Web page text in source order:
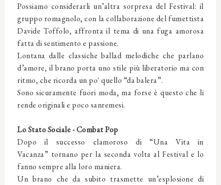
Possiamo considerarli un’altra sorpresa del Festival: il
gruppo romagnolo, con la collaborazione del fumettista
Davide Toffolo, affronta il tema di una fuga amorosa
fatta di sentimento e passione.
Lontana dalle classiche ballad melodiche che parlano
d’amore, il brano porta uno stile più liberatorio ma con
ritmo, che ricorda un po' quello “da balera”.
Sono sicuramente fuori moda, ma forse è questo che li
rende originali e poco sanremesi.
Lo Stato Sociale - Combat Pop
Dopo il successo clamoroso di “Una Vita in
Vacanza” tornano per la seconda volta al Festival e lo
fanno sempre alla loro maniera.
Un brano che da subito trasmette un’esplosione di